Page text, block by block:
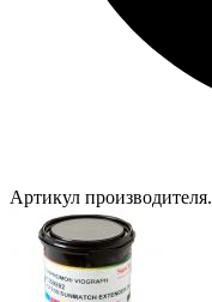
Артикул производителя.